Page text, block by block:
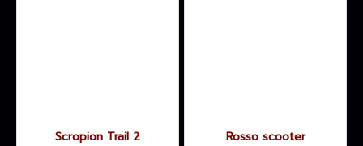
Scropion Trail 2
Rosso scooter